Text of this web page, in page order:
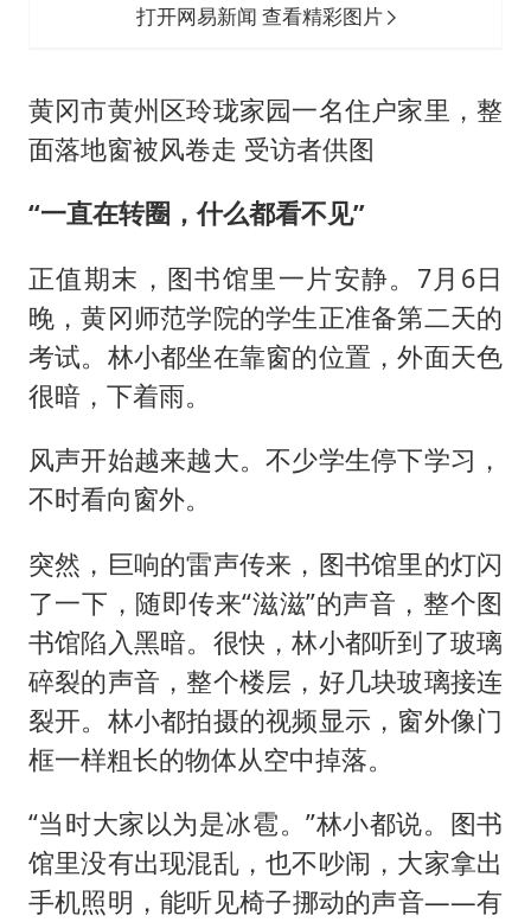
打开网易新闻 查看精彩图片
黄冈市黄州区玲珑家园一名住户家里，整
面落地窗被风卷走 受访者供图
“一直在转圈，什么都看不见”
正值期末，图书馆里一片安静。7月6日
晚，黄冈师范学院的学生正准备第二天的
考试。林小都坐在靠窗的位置，外面天色
很暗，下着雨。
风声开始越来越大。不少学生停下学习，
不时看向窗外。
突然，巨响的雷声传来，图书馆里的灯闪
了一下，随即传来“滋滋”的声音，整个图
书馆陷入黑暗。很快，林小都听到了玻璃
碎裂的声音，整个楼层，好几块玻璃接连
裂开。林小都拍摄的视频显示，窗外像门
框一样粗长的物体从空中掉落。
“当时大家以为是冰雹。”林小都说。图书
馆里没有出现混乱，也不吵闹，大家拿出
手机照明，能听见椅子挪动的声音——有